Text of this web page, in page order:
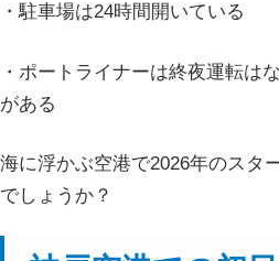
・駐車場は24時間開いている
・ポートライナーは終夜運転は
がある
海に浮かぶ空港で2026年のスタ
でしょうか？